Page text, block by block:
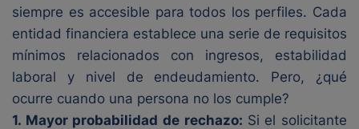
siempre es accesible para todos los perfiles. Cada
entidad financiera establece una serie de requisitos
mínimos relacionados con ingresos, estabilidad
laboral y nivel de endeudamiento. Pero, ¿qué
ocurre cuando una persona no los cumple?
1. Mayor probabilidad de rechazo: Si el solicitante